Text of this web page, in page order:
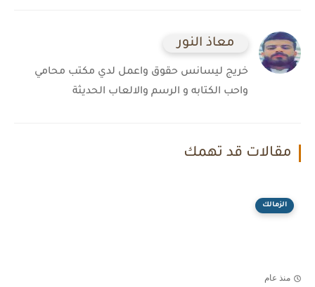
معاذ النور
خريج ليسانس حقوق واعمل لدي مكتب محامي
واحب الكتابه و الرسم والالعاب الحديثة
مقالات قد تهمك
الزمالك
منذ عام